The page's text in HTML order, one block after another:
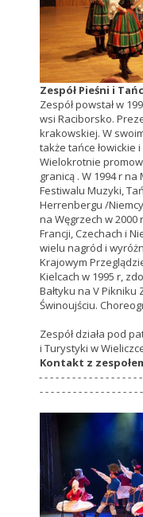
Zespół Pieśni i
Zespół powstał w
wsi Raciborsko.
krakowskiej. W
także tańce łowickie
Wielokrotnie
granicą . W 1994 r
Festiwalu Muzyki,
Herrenbergu /
na Węgrzech w 2000
Francji, Czechach i
wielu nagród i
Krajowym
Kielcach w 1995 r,
Bałtyku na V Pikniku
Świnoujściu.
Zespół działa pod
i Turystyki w
Kontakt z
- - - - - - - - - - - - - - - - - -
- - - - - - - - - - - - - - - - - -